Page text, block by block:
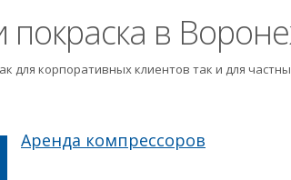
покраска в
для корпоративных клиентов так и для
Аренда компрессоров